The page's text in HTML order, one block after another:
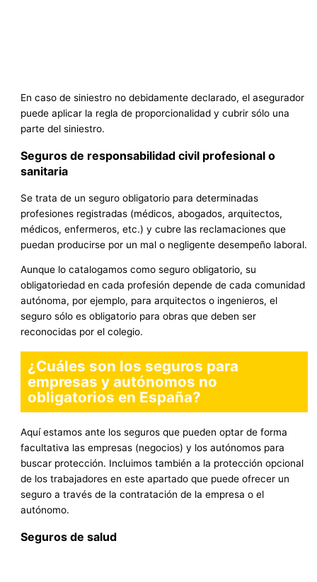
En caso de siniestro no debidamente declarado, el asegurador
puede aplicar la regla de proporcionalidad y cubrir sólo una
parte del siniestro.
Seguros de responsabilidad civil profesional o
sanitaria
Se trata de un seguro obligatorio para determinadas
profesiones registradas (médicos, abogados, arquitectos,
médicos, enfermeros, etc.) y cubre las reclamaciones que
puedan producirse por un mal o negligente desempeño laboral.
Aunque lo catalogamos como seguro obligatorio, su
obligatoriedad en cada profesión depende de cada comunidad
autónoma, por ejemplo, para arquitectos o ingenieros, el
seguro sólo es obligatorio para obras que deben ser
reconocidas por el colegio.
¿Cuáles son los seguros para
empresas y autónomos no
obligatorios en España?
Aquí estamos ante los seguros que pueden optar de forma
facultativa las empresas (negocios) y los autónomos para
buscar protección. Incluimos también a la protección opcional
de los trabajadores en este apartado que puede ofrecer un
seguro a través de la contratación de la empresa o el
autónomo.
Seguros de salud